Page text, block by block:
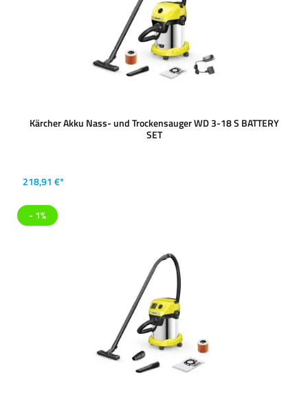
Kärcher Akku Nass- und Trockensauger WD 3-18 S BATTERY
SET
218,91 €*
- 1%